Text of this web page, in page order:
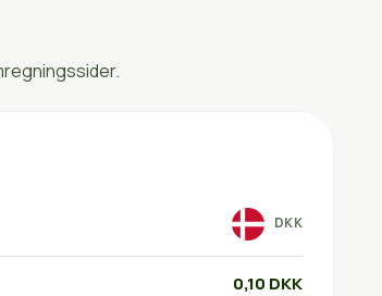
DKK
0,10 DKK